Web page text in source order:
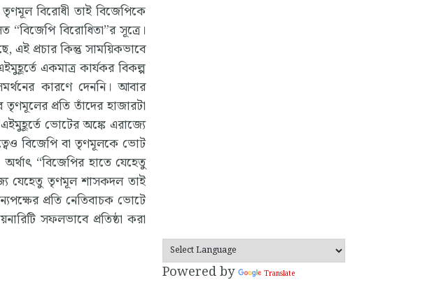
বিরোধী তাই বিজেপিকে
বিরোধিতা”র সূত্রে।
এই প্রচার কিন্তু সাময়িকভাবে
একমাত্র কার্যকর বিকল্প
কারণে দেননি। আবার
প্রতি তাঁদের হাজারটা
ভোটের অঙ্কে এরাজ্যে
বিজেপি বা তৃণমূলকে ভোট
“বিজেপির হাতে যেহেতু
যেহেতু তৃণমূল শাসকদল তাই
প্রতি নেতিবাচক ভোটে
সফলভাবে প্রতিষ্ঠা করা
Powered by Translate